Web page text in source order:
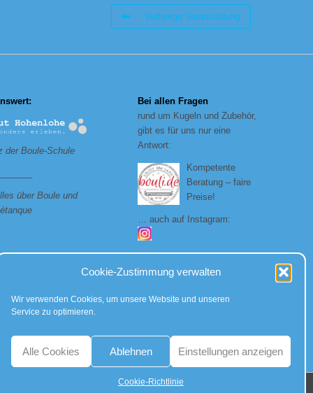
Cookie-Zustimmung verwalten
Wir verwenden Cookies, um unsere Website und unseren
Service zu optimieren.
Alle Cookies Ablehnen Einstellungen anzeigen
Cookie-Richtlinie
Vorherige Veranstaltung
der Boule-Schule
über Boule und
Bei allen Fragen
rund um Kugeln und Zubehör,
gibt es für uns nur eine
Antwort:
Kompetente
Beratung – faire
Preise!
… auch auf Instagram: